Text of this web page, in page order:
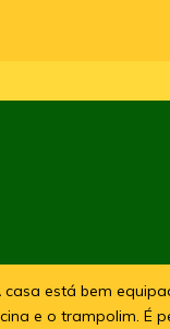
está bem
e o trampolim. É